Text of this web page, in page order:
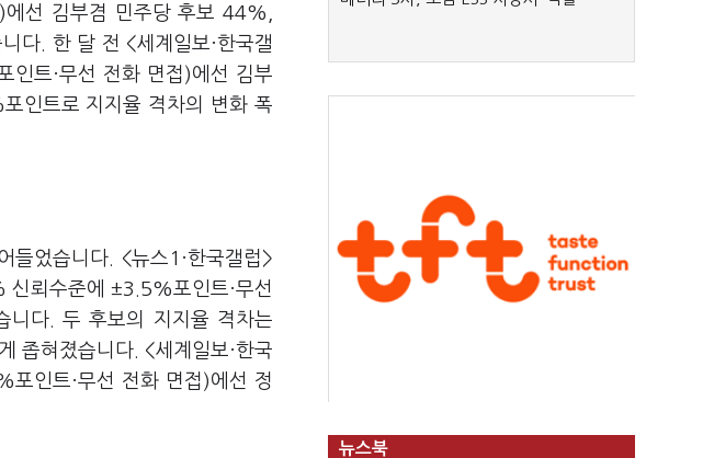
선 김부겸 민주당 후보 44%,
다. 한 달 전 <세계일보·한국갤
트·무선 전화 면접)에선 김부
인트로 지지율 격차의 변화 폭
었습니다. <뉴스1·한국갤럽>
뢰수준에 ±3.5%포인트·무선
다. 두 후보의 지지율 격차는
좁혀졌습니다. <세계일보·한국
인트·무선 전화 면접)에선 정
뉴스북